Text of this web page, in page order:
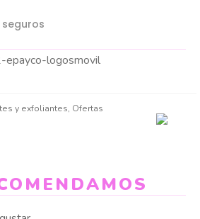
seguros
y exfoliantes, Ofertas